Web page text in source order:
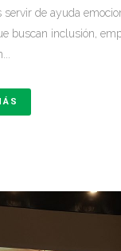
servir de ayuda
buscan inclusión,